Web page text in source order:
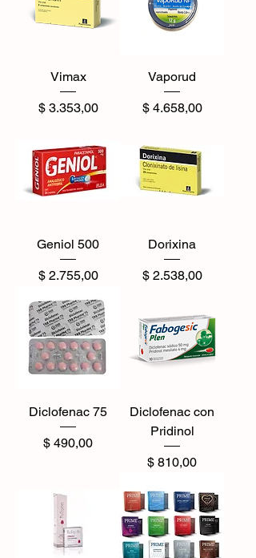
Vimax
Precio
$ 3.353,00
Vaporud
Precio
$ 4.658,00
Geniol 500
Precio
$ 2.755,00
Dorixina
Precio
$ 2.538,00
Diclofenac 75
Precio
$ 490,00
Diclofenac con
Pridinol
Precio
$ 810,00